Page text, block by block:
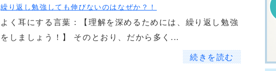
繰り返し勉強しても伸びないのはなぜか？！
よく耳にする言葉：【理解を深めるためには、繰り返し勉強
をしましょう！】 そのとおり、だから多く...
続きを読む